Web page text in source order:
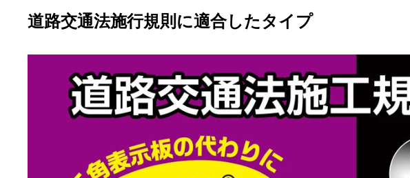
道路交通法施行規則に適合したタイプ